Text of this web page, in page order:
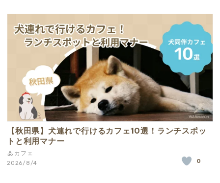
【秋田県】犬連れで行けるカフェ10選！ランチスポッ
トと利用マナー
カフェ
2026/8/4 0